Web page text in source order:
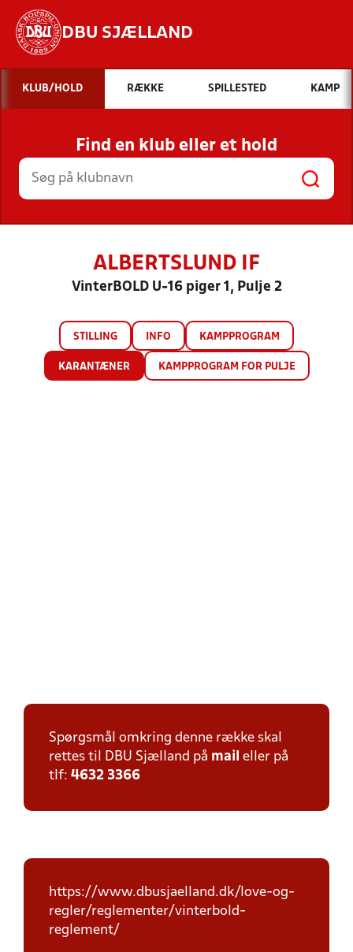
DBU SJÆLLAND
Hvad vil du søge efter?
INDHOLD OG NYHEDER
STILLINGER, RESULTATER, KLUBBER OG
HOLD
KLUB/HOLD RÆKKE SPILLESTED KAMP
Find en klub eller et hold
ALBERTSLUND IF
VinterBOLD U-16 piger 1, Pulje 2
STILLING INFO KAMPPROGRAM
KARANTÆNER KAMPPROGRAM FOR PULJE
Spørgsmål omkring denne række skal
rettes til DBU Sjælland på mail eller på
tlf: 4632 3366
https://www.dbusjaelland.dk/love-og-
regler/reglementer/vinterbold-
reglement/